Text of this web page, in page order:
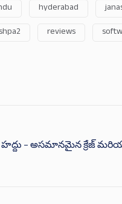
hyderabad
reviews
– అసమానమైన క్రేజ్